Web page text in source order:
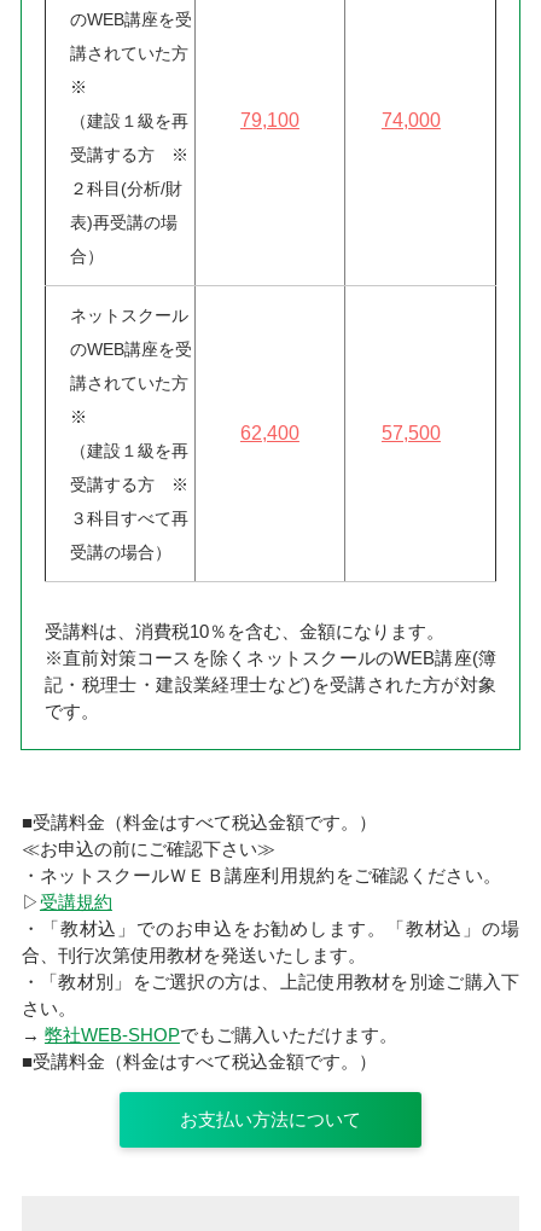
のWEB講座を受
講されていた方
※
（建設１級を再
受講する方 ※
２科目(分析/財
表)再受講の場
合）
79,100 74,000
ネットスクール
のWEB講座を受
講されていた方
※
（建設１級を再
受講する方 ※
３科目すべて再
受講の場合）
62,400 57,500
受講料は、消費税10％を含む、金額になります。
※直前対策コースを除くネットスクールのWEB講座(簿
記・税理士・建設業経理士など)を受講された方が対象
です。
■受講料金（料金はすべて税込金額です。）
≪お申込の前にご確認下さい≫
・ネットスクールＷＥＢ講座利用規約をご確認ください。
▷ 受講規約
・「教材込」でのお申込をお勧めします。「教材込」の場
合、刊行次第使用教材を発送いたします。
・「教材別」をご選択の方は、上記使用教材を別途ご購入下
さい。
→ 弊社WEB-SHOPでもご購入いただけます。
■受講料金（料金はすべて税込金額です。）
お支払い方法について